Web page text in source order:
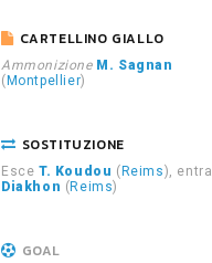
CARTELLINO GIALLO
Ammonizione M. Sagnan
( Montpellier)
SOSTITUZIONE
Esce T. Koudou ( Reims), entra
Diakhon ( Reims)
GOAL